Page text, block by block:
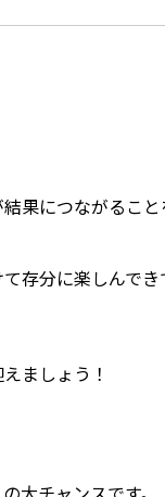
果につながること
存分に楽しんでき
ましょう！